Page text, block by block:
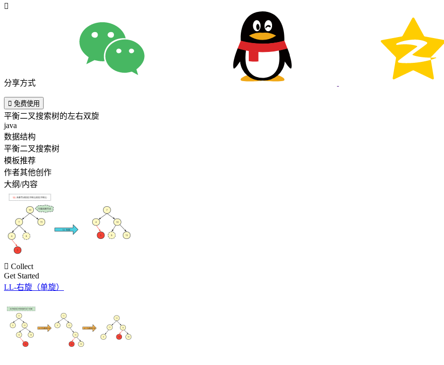

分享方式
 免费使用
平衡二叉搜索树的左右双旋
java
数据结构
平衡二叉搜索树
模板推荐
作者其他创作
大纲/内容
 Collect
Get Started
LL-右旋（单旋）